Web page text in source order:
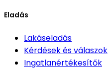
Eladás
Lakáseladás
Kérdések és válaszok
Ingatlanértékesítők